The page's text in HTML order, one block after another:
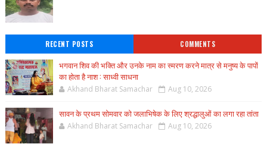
RECENT POSTS COMMENTS
भगवान शिव की भक्ति और उनके नाम का स्मरण करने मात्र से मनुष्य के पापों
का होता है नाश : साध्वी साधना
Akhand Bharat Samachar Aug 10, 2026
सावन के प्रथम सोमवार को जलाभिषेक के लिए श्रद्धालुओं का लगा रहा तांता
Akhand Bharat Samachar Aug 10, 2026